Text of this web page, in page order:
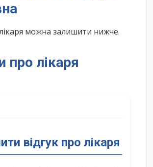
можна залишити нижче.
про лікаря
відгук про лікаря